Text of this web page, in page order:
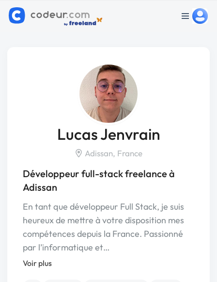
Lucas Jenvrain
Adissan, France
Développeur full-stack freelance à
Adissan
En tant que développeur Full Stack, je suis
heureux de mettre à votre disposition mes
compétences depuis la France. Passionné
par l’informatique et…
Voir plus